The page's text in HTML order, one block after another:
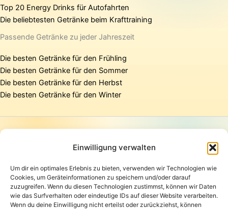
Einwilligung verwalten
Um dir ein optimales Erlebnis zu bieten, verwenden wir Technologien wie
Cookies, um Geräteinformationen zu speichern und/oder darauf
zuzugreifen. Wenn du diesen Technologien zustimmst, können wir Daten
wie das Surfverhalten oder eindeutige IDs auf dieser Website verarbeiten.
Wenn du deine Einwilligung nicht erteilst oder zurückziehst, können
Top 20 Energy Drinks für Autofahrten
Die beliebtesten Getränke beim Krafttraining
Passende Getränke zu jeder Jahreszeit
Die besten Getränke für den Frühling
Die besten Getränke für den Sommer
Die besten Getränke für den Herbst
Die besten Getränke für den Winter
Presse
Datenschutzerklärung
AGB
Widerrufsbelehrung
Versand und Lieferung